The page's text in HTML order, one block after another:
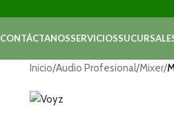
CONTÁCTANOSSERVICIOS
Inicio/Audio Profesional/Mixer/